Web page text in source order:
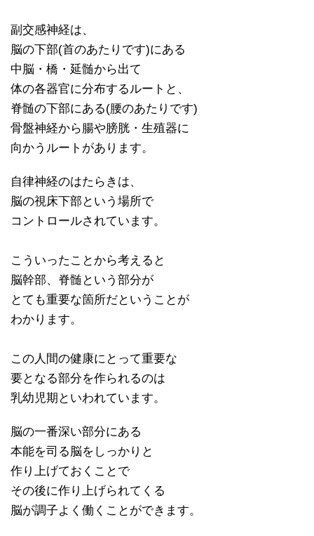
副交感神経は、
脳の下部(首のあたりです)にある
中脳・橋・延髄から出て
体の各器官に分布するルートと、
脊髄の下部にある(腰のあたりです)
骨盤神経から腸や膀胱・生殖器に
向かうルートがあります。
自律神経のはたらきは、
脳の視床下部という場所で
コントロールされています。
こういったことから考えると
脳幹部、脊髄という部分が
とても重要な箇所だということが
わかります。
この人間の健康にとって重要な
要となる部分を作られるのは
乳幼児期といわれています。
脳の一番深い部分にある
本能を司る脳をしっかりと
作り上げておくことで
その後に作り上げられてくる
脳が調子よく働くことができます。